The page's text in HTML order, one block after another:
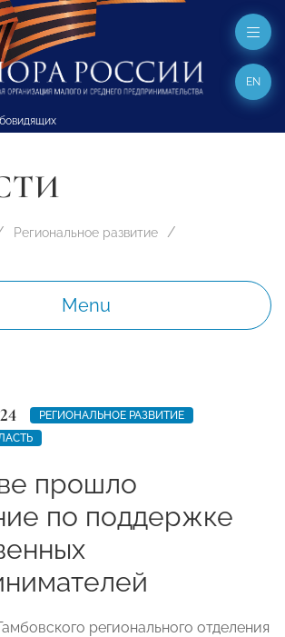
EN
Региональное развитие
Menu
РЕГИОНАЛЬНОЕ РАЗВИТИЕ
прошло
по поддержке
регионального отделения